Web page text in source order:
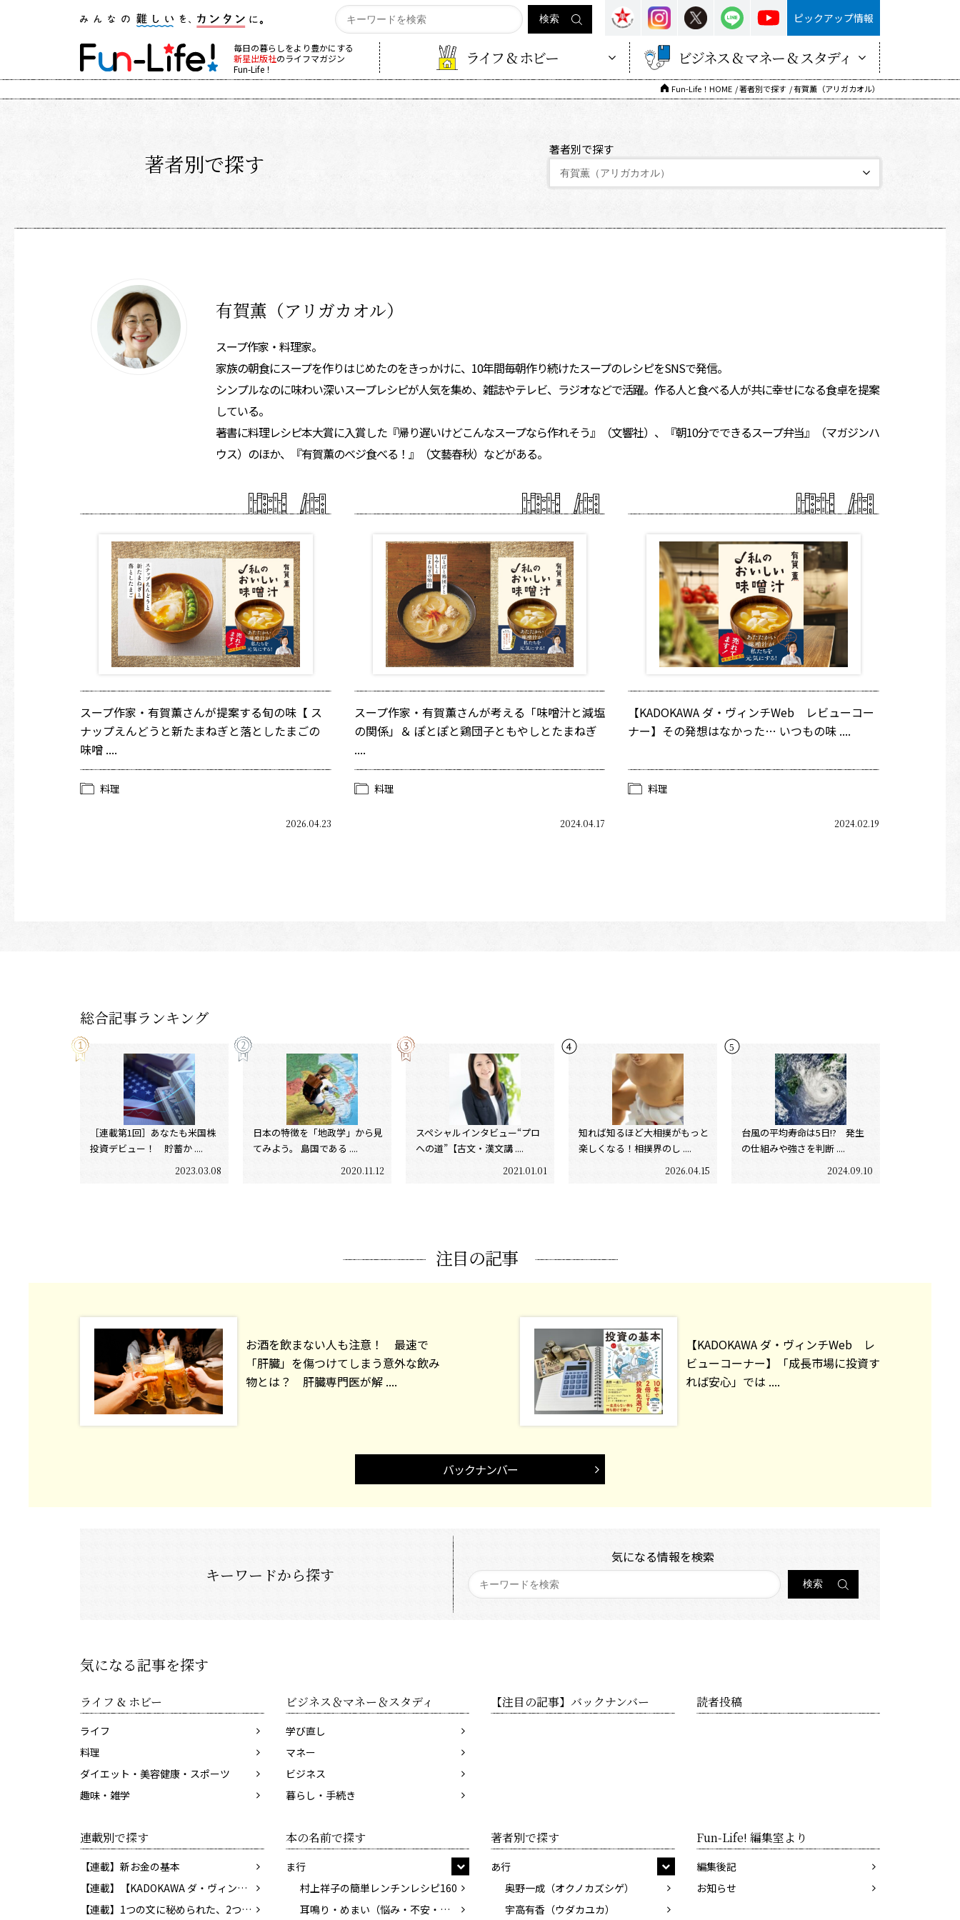
ピックアップ情報
毎日の暮らしをより豊かにする
新星出版社のライフマガジン
Fun-Life！
ライフ & ホビー ビジネス & マネー & スタディ
Fun-Life！HOME 著者別で探す 有賀薫（アリガカオル）
著者別で探す
著者別で探す
有賀薫（アリガカオル）
スープ作家・料理家。
家族の朝食にスープを作りはじめたのをきっかけに、10年間毎朝作り続けたスープのレシピをSNSで発信。
シンプルなのに味わい深いスープレシピが人気を集め、雑誌やテレビ、ラジオなどで活躍。作る人と食べる人が共に幸せになる食卓を提案
している。
著書に料理レシピ本大賞に入賞した『帰り遅いけどこんなスープなら作れそう』（文響社）、『朝10分でできるスープ弁当』（マガジンハ
ウス）のほか、『有賀薫のベジ食べる！』（文藝春秋）などがある。
スープ作家・有賀薫さんが提案する旬の味【 ス
ナップえんどうと新たまねぎと落としたまごの
味噌 ....
料理
2026.04.23
スープ作家・有賀薫さんが考える「味噌汁と減塩
の関係」＆ ぽとぽと鶏団子ともやしとたまねぎ
....
料理
2024.04.17
【KADOKAWA ダ・ヴィンチWeb レビューコー
ナー】その発想はなかった… いつもの味 ....
料理
2024.02.19
総合記事ランキング
［連載第1回］あなたも米国株
投資デビュー！ 貯蓄か ....
2023.03.08
日本の特徴を「地政学」から見
てみよう。 島国である ....
2020.11.12
スペシャルインタビュー“プロ
への道”【古文・漢文講 ....
2021.01.01
知れば知るほど大相撲がもっと
楽しくなる！相撲界のし ....
2026.04.15
台風の平均寿命は5日!? 発生
の仕組みや強さを判断 ....
2024.09.10
注目の記事
お酒を飲まない人も注意！ 最速で
「肝臓」を傷つけてしまう意外な飲み
物とは？ 肝臓専門医が解 ....
【KADOKAWA ダ・ヴィンチWeb レ
ビューコーナー】「成長市場に投資す
れば安心」では ....
バックナンバー
キーワードから探す
気になる情報を検索
気になる記事を探す
ライフ & ホビー
ライフ
料理
ダイエット・美容健康・スポーツ
趣味・雑学
ビジネス＆マネー＆スタディ
学び直し
マネー
ビジネス
暮らし・手続き
【注目の記事】バックナンバー 読者投稿
連載別で探す
【連載】新お金の基本
【連載】【KADOKAWA ダ・ヴィンチWeb】レビューコーナー
【連載】1つの文に秘められた、2つの意味。あなたはわかりますか？
本の名前で探す
ま行
村上祥子の簡単レンチンレシピ160
耳鳴り・めまい（悩み・不安・困った！を専門医がスッキリ解決）
著者別で探す
あ行
奥野一成（オクノカズシゲ）
宇高有香（ウダカユカ）
Fun-Life! 編集室より
編集後記
お知らせ